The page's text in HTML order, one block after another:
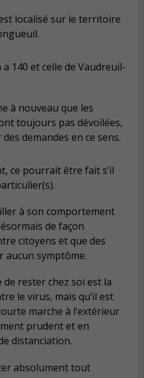
localisé sur le territoire
140 et celle de Vaudreuil-
à nouveau que les
toujours pas dévoilées,
demandes en ce sens.
ce pourrait être fait s’il
à son comportement
de façon
citoyens et que des
aucun symptôme.
rester chez soi est la
le virus, mais qu’il est
marche à l’extérieur
prudent et en
distanciation.
absolument tout